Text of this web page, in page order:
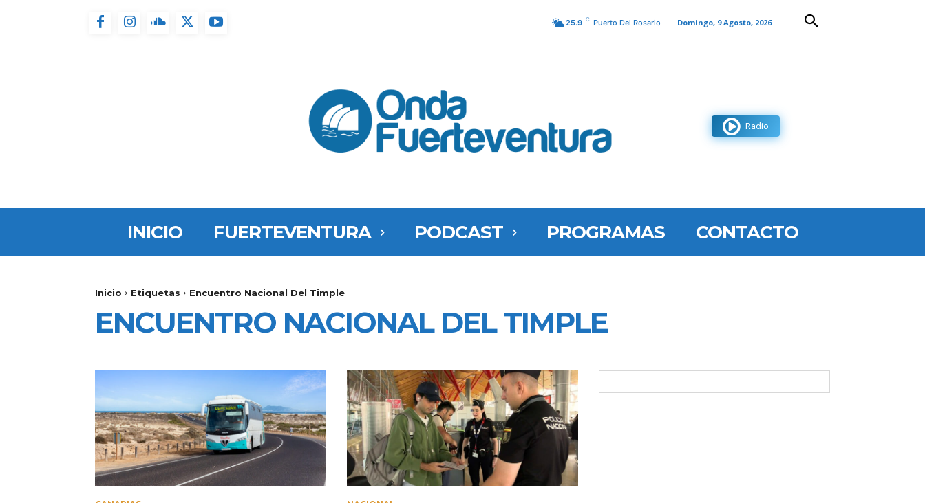
25.9 C Puerto Del Rosario Domingo, 9 Agosto, 2026
Radio
INICIO FUERTEVENTURA PODCAST PROGRAMAS CONTACTO
Inicio Etiquetas Encuentro Nacional Del Timple
ENCUENTRO NACIONAL DEL TIMPLE